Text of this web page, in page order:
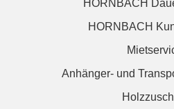
HORNBACH
HORNBACH
Anhänger- und